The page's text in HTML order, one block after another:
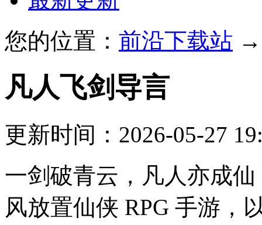
您的位置： 前沿下载站
凡人飞剑导言
更新时间：2026-05-27
一剑破青云，凡人亦成
风放置仙侠 RPG 手游，